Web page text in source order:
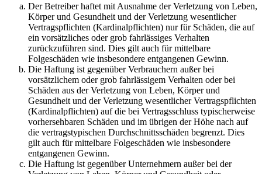
Der Betreiber haftet mit Ausnahme der Verletzung von Leben,
Körper und Gesundheit und der Verletzung wesentlicher
Vertragspflichten (Kardinalpflichten) nur für Schäden, die auf
ein vorsätzliches oder grob fahrlässiges Verhalten
zurückzuführen sind. Dies gilt auch für mittelbare
Folgeschäden wie insbesondere entgangenen Gewinn.
Die Haftung ist gegenüber Verbrauchern außer bei
vorsätzlichem oder grob fahrlässigem Verhalten oder bei
Schäden aus der Verletzung von Leben, Körper und
Gesundheit und der Verletzung wesentlicher Vertragspflichten
(Kardinalpflichten) auf die bei Vertragsschluss typischerweise
vorhersehbaren Schäden und im übrigen der Höhe nach auf
die vertragstypischen Durchschnittsschäden begrenzt. Dies
gilt auch für mittelbare Folgeschäden wie insbesondere
entgangenen Gewinn.
Die Haftung ist gegenüber Unternehmern außer bei der